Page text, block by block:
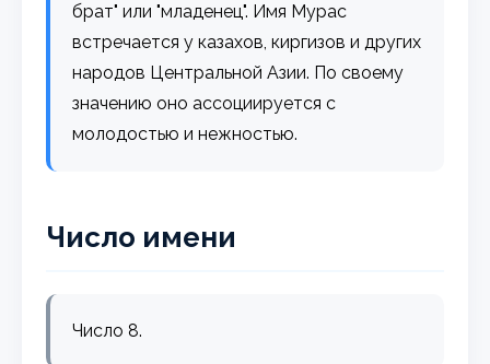
брат" или "младенец". Имя Мурас
встречается у казахов, киргизов и других
народов Центральной Азии. По своему
значению оно ассоциируется с
молодостью и нежностью.
Число имени
Число 8.